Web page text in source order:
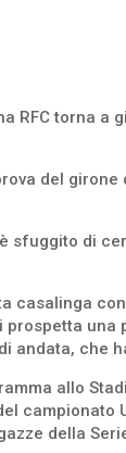
RFC torna
del
sfuggito di
casalinga
andata, che
allo
della